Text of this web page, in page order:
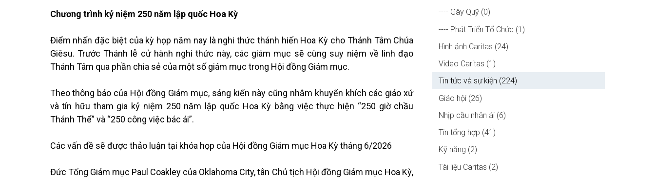
Chương trình kỷ niệm 250 năm lập quốc Hoa Kỳ
Điểm nhấn đặc biệt của kỳ họp năm nay là nghi thức thánh hiến Hoa Kỳ cho Thánh Tâm Chúa
Giêsu. Trước Thánh lễ cử hành nghi thức này, các giám mục sẽ cùng suy niệm về linh đạo
Thánh Tâm qua phần chia sẻ của một số giám mục trong Hội đồng Giám mục.
Theo thông báo của Hội đồng Giám mục, sáng kiến này cũng nhằm khuyến khích các giáo xứ
và tín hữu tham gia kỷ niệm 250 năm lập quốc Hoa Kỳ bằng việc thực hiện “250 giờ chầu
Thánh Thể” và “250 công việc bác ái”.
Các vấn đề sẽ được thảo luận tại khóa họp của Hội đồng Giám mục Hoa Kỳ tháng 6/2026
Đức Tổng Giám mục Paul Coakley của Oklahoma City, tân Chủ tịch Hội đồng Giám mục Hoa Kỳ,
---- Gây Quỹ (0)
---- Phát Triển Tổ Chức (1)
Hình ảnh Caritas (24)
Video Caritas (1)
Tin tức và sự kiện (224)
Giáo hội (26)
Nhịp cầu nhân ái (6)
Tin tổng hợp (41)
Kỹ năng (2)
Tài liệu Caritas (2)